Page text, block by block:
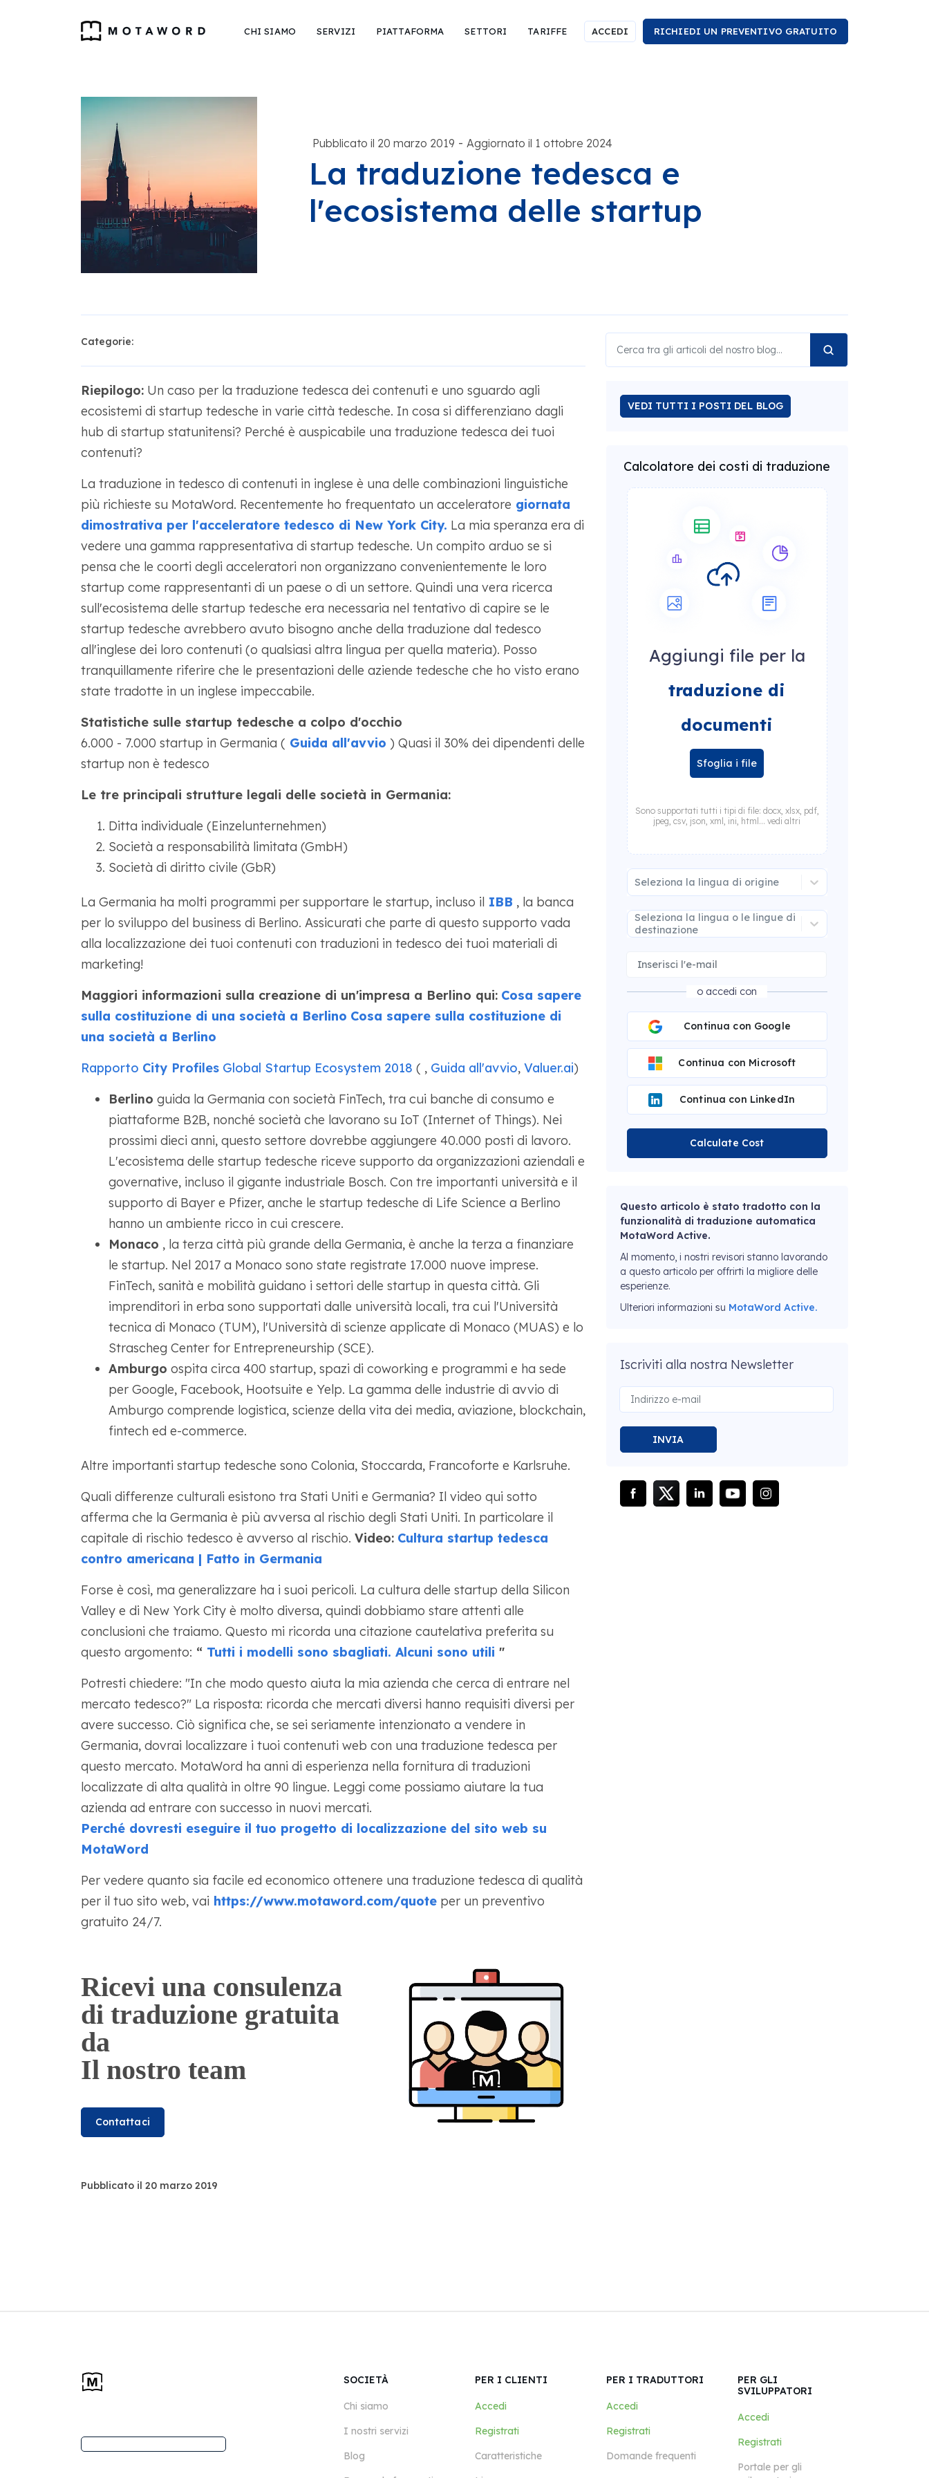
CHI SIAMO SERVIZI PIATTAFORMA SETTORI TARIFFE ACCEDI RICHIEDI UN PREVENTIVO GRATUITO
Pubblicato il 20 marzo 2019 - Aggiornato il 1 ottobre 2024
La traduzione tedesca e
l'ecosistema delle startup
Categorie:
Riepilogo:Un caso per la traduzione tedesca dei contenuti e uno sguardo agli
ecosistemi di startup tedesche in varie città tedesche. In cosa si differenziano dagli
hub di startup statunitensi? Perché è auspicabile una traduzione tedesca dei tuoi
contenuti?
La traduzione in tedesco di contenuti in inglese è una delle combinazioni linguistiche
più richieste su MotaWord. Recentemente ho frequentato un acceleratore giornata
dimostrativa per l'acceleratore tedesco di New York City. La mia speranza era di
vedere una gamma rappresentativa di startup tedesche. Un compito arduo se si
pensa che le coorti degli acceleratori non organizzano convenientemente le loro
startup come rappresentanti di un paese o di un settore. Quindi una vera ricerca
sull'ecosistema delle startup tedesche era necessaria nel tentativo di capire se le
startup tedesche avrebbero avuto bisogno anche della traduzione dal tedesco
all'inglese dei loro contenuti (o qualsiasi altra lingua per quella materia). Posso
tranquillamente riferire che le presentazioni delle aziende tedesche che ho visto erano
state tradotte in un inglese impeccabile.
Statistiche sulle startup tedesche a colpo d'occhio
6.000 - 7.000 startup in Germania ( Guida all'avvio ) Quasi il 30% dei dipendenti delle
startup non è tedesco
Le tre principali strutture legali delle società in Germania:
Ditta individuale (Einzelunternehmen)
Società a responsabilità limitata (GmbH)
Società di diritto civile (GbR)
La Germania ha molti programmi per supportare le startup, incluso il IBB , la banca
per lo sviluppo del business di Berlino. Assicurati che parte di questo supporto vada
alla localizzazione dei tuoi contenuti con traduzioni in tedesco dei tuoi materiali di
marketing!
Maggiori informazioni sulla creazione di un'impresa a Berlino qui: Cosa sapere
sulla costituzione di una società a Berlino Cosa sapere sulla costituzione di
una società a Berlino
Rapporto City ProfilesGlobal Startup Ecosystem 2018 ( , Guida all'avvio, Valuer.ai)
Berlino guida la Germania con società FinTech, tra cui banche di consumo e
piattaforme B2B, nonché società che lavorano su IoT (Internet of Things). Nei
prossimi dieci anni, questo settore dovrebbe aggiungere 40.000 posti di lavoro.
L'ecosistema delle startup tedesche riceve supporto da organizzazioni aziendali e
governative, incluso il gigante industriale Bosch. Con tre importanti università e il
supporto di Bayer e Pfizer, anche le startup tedesche di Life Science a Berlino
hanno un ambiente ricco in cui crescere.
Monaco , la terza città più grande della Germania, è anche la terza a finanziare
le startup. Nel 2017 a Monaco sono state registrate 17.000 nuove imprese.
FinTech, sanità e mobilità guidano i settori delle startup in questa città. Gli
imprenditori in erba sono supportati dalle università locali, tra cui l'Università
tecnica di Monaco (TUM), l'Università di scienze applicate di Monaco (MUAS) e lo
Strascheg Center for Entrepreneurship (SCE).
Amburgo ospita circa 400 startup, spazi di coworking e programmi e ha sede
per Google, Facebook, Hootsuite e Yelp. La gamma delle industrie di avvio di
Amburgo comprende logistica, scienze della vita dei media, aviazione, blockchain,
fintech ed e-commerce.
Altre importanti startup tedesche sono Colonia, Stoccarda, Francoforte e Karlsruhe.
Quali differenze culturali esistono tra Stati Uniti e Germania? Il video qui sotto
afferma che la Germania è più avversa al rischio degli Stati Uniti. In particolare il
capitale di rischio tedesco è avverso al rischio. Video: Cultura startup tedesca
contro americana | Fatto in Germania
Forse è così, ma generalizzare ha i suoi pericoli. La cultura delle startup della Silicon
Valley e di New York City è molto diversa, quindi dobbiamo stare attenti alle
conclusioni che traiamo. Questo mi ricorda una citazione cautelativa preferita su
questo argomento: “Tutti i modelli sono sbagliati. Alcuni sono utili "
Potresti chiedere: "In che modo questo aiuta la mia azienda che cerca di entrare nel
mercato tedesco?" La risposta: ricorda che mercati diversi hanno requisiti diversi per
avere successo. Ciò significa che, se sei seriamente intenzionato a vendere in
Germania, dovrai localizzare i tuoi contenuti web con una traduzione tedesca per
questo mercato. MotaWord ha anni di esperienza nella fornitura di traduzioni
localizzate di alta qualità in oltre 90 lingue. Leggi come possiamo aiutare la tua
azienda ad entrare con successo in nuovi mercati.
Perché dovresti eseguire il tuo progetto di localizzazione del sito web su
MotaWord
Per vedere quanto sia facile ed economico ottenere una traduzione tedesca di qualità
per il tuo sito web, vai https://www.motaword.com/quoteper un preventivo
gratuito 24/7.
Ricevi una consulenza
di traduzione gratuita
da
Il nostro team
Contattaci
Pubblicato il 20 marzo 2019
VEDI TUTTI I POSTI DEL BLOG
Calcolatore dei costi di traduzione
Aggiungi file per la
traduzione di
documenti
Sfoglia i file
Sono supportati tutti i tipi di file: docx, xlsx, pdf,
jpeg, csv, json, xml, ini, html... vedi altri
Seleziona la lingua di origine
Seleziona la lingua o le lingue di
destinazione
o accedi con
Continua con Google
Continua con Microsoft
Continua con LinkedIn
Calculate Cost
Questo articolo è stato tradotto con la
funzionalità di traduzione automatica
MotaWord Active.
Al momento, i nostri revisori stanno lavorando
a questo articolo per offrirti la migliore delle
esperienze.
Ulteriori informazioni su MotaWord Active.
Iscriviti alla nostra Newsletter
INVIA
SOCIETÀ
Chi siamo
I nostri servizi
Blog
PER I CLIENTI
Accedi
Registrati
Caratteristiche
PER I TRADUTTORI
Accedi
Registrati
Domande frequenti
PER GLI
SVILUPPATORI
Accedi
Registrati
Portale per gli